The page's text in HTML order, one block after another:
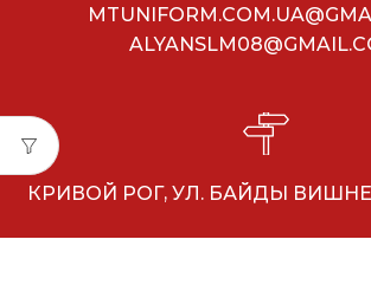
КРИВОЙ РОГ, УЛ. БАЙДЫ